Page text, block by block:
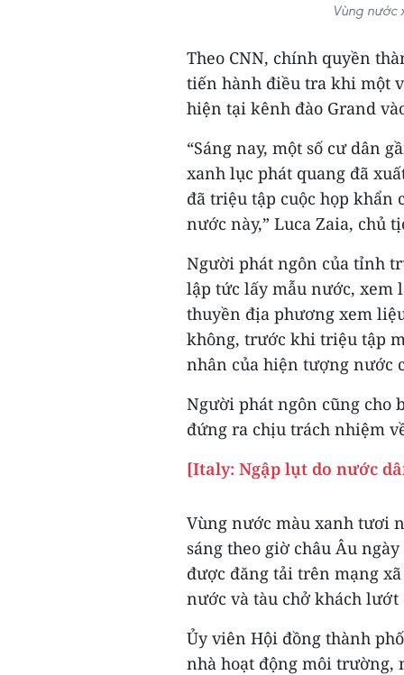
Vùng nước
Theo CNN, chính quyền
tiến hành điều tra khi một
hiện tại kênh đào Grand
“Sáng nay, một số cư dân
xanh lục phát quang đã
đã triệu tập cuộc họp khẩn
nước này,” Luca Zaia, chủ
Người phát ngôn của tỉnh
lập tức lấy mẫu nước, xem
thuyền địa phương xem
không, trước khi triệu tập
nhân của hiện tượng nước
Người phát ngôn cũng cho
đứng ra chịu trách nhiệm
[Italy: Ngập lụt do nước
Vùng nước màu xanh tươi
sáng theo giờ châu Âu
được đăng tải trên mạng
nước và tàu chở khách
Ủy viên Hội đồng thành
nhà hoạt động môi trường,